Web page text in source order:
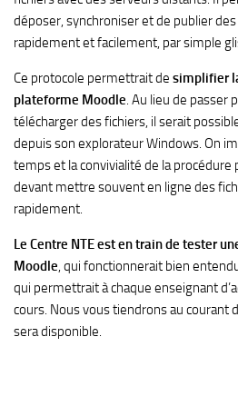
déposer, synchroniser et de publier
rapidement et facilement, par simple
Ce protocole permettrait de simplifier
plateforme Moodle. Au lieu de passer
télécharger des fichiers, il serait
depuis son explorateur Windows. On
temps et la convivialité de la procédure
devant mettre souvent en ligne des
rapidement.
Le Centre NTE est en train de tester
Moodle, qui fonctionnerait bien
qui permettrait à chaque enseignant
cours. Nous vous tiendrons au courant
sera disponible.